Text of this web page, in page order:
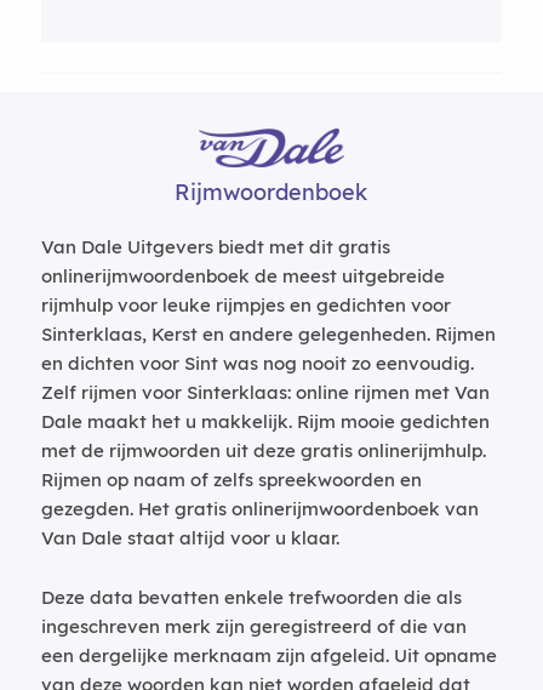
Rijmwoordenboek
Van Dale Uitgevers biedt met dit gratis
onlinerijmwoordenboek de meest uitgebreide
rijmhulp voor leuke rijmpjes en gedichten voor
Sinterklaas, Kerst en andere gelegenheden. Rijmen
en dichten voor Sint was nog nooit zo eenvoudig.
Zelf rijmen voor Sinterklaas: online rijmen met Van
Dale maakt het u makkelijk. Rijm mooie gedichten
met de rijmwoorden uit deze gratis onlinerijmhulp.
Rijmen op naam of zelfs spreekwoorden en
gezegden. Het gratis onlinerijmwoordenboek van
Van Dale staat altijd voor u klaar.
Deze data bevatten enkele trefwoorden die als
ingeschreven merk zijn geregistreerd of die van
een dergelijke merknaam zijn afgeleid. Uit opname
van deze woorden kan niet worden afgeleid dat